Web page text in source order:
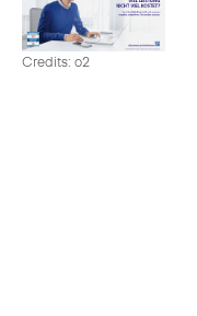
Credits: o2